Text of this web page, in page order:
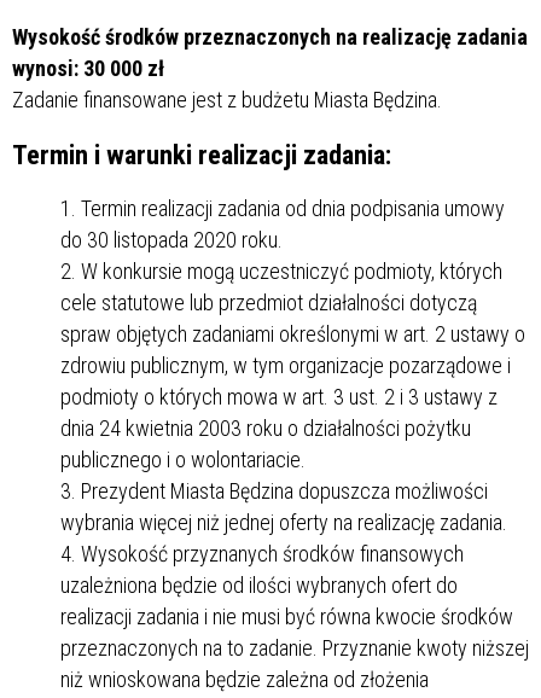
Wysokość środków przeznaczonych na realizację zadania
wynosi: 30 000 zł
Zadanie finansowane jest z budżetu Miasta Będzina.
Termin i warunki realizacji zadania:
Termin realizacji zadania od dnia podpisania umowy
do 30 listopada 2020 roku.
W konkursie mogą uczestniczyć podmioty, których
cele statutowe lub przedmiot działalności dotyczą
spraw objętych zadaniami określonymi w art. 2 ustawy o
zdrowiu publicznym, w tym organizacje pozarządowe i
podmioty o których mowa w art. 3 ust. 2 i 3 ustawy z
dnia 24 kwietnia 2003 roku o działalności pożytku
publicznego i o wolontariacie.
Prezydent Miasta Będzina dopuszcza możliwości
wybrania więcej niż jednej oferty na realizację zadania.
Wysokość przyznanych środków finansowych
uzależniona będzie od ilości wybranych ofert do
realizacji zadania i nie musi być równa kwocie środków
przeznaczonych na to zadanie. Przyznanie kwoty niższej
niż wnioskowana będzie zależna od złożenia